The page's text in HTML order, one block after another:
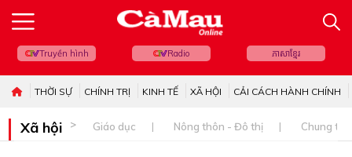
Truyền hình Radio ភាសាខ្មែរ
THỜI SỰ CHÍNH TRỊ KINH TẾ XÃ HỘI CẢI CÁCH HÀNH CHÍNH
Xã hội Giáo dục Nông thôn - Đô thị Chung